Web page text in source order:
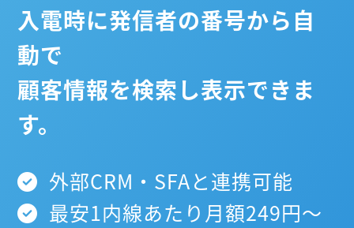
入電時に発信者の番号から自
動で
顧客情報を検索し表示できま
す。
外部CRM・SFAと連携可能
最安1内線あたり月額249円～